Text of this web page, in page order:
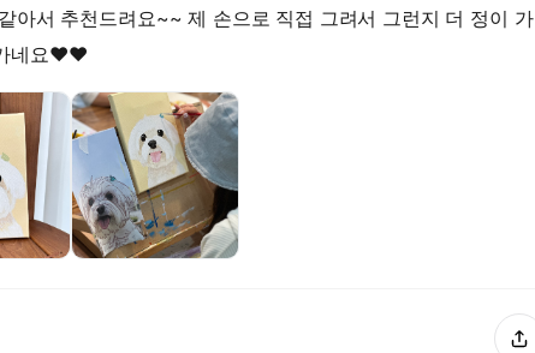
아서 추천드려요~~ 제 손으로 직접 그려서 그런지 더 정이 가
네요❤️❤️